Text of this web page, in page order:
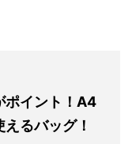
ポイント！A4
るバッグ！